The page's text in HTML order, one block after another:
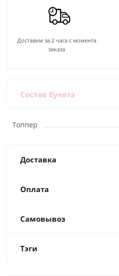
Доставим за 2 часа с момента
заказа
Состав букета
Топпер
Доставка
Оплата
Самовывоз
Тэги